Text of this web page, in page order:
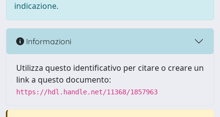
indicazione.
Informazioni
Utilizza questo identificativo per citare o creare un
link a questo documento:
https://hdl.handle.net/11368/1857963